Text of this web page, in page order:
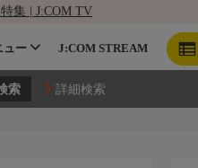
集 | J:COM TV
ュー J:COM STREAM
詳細検索